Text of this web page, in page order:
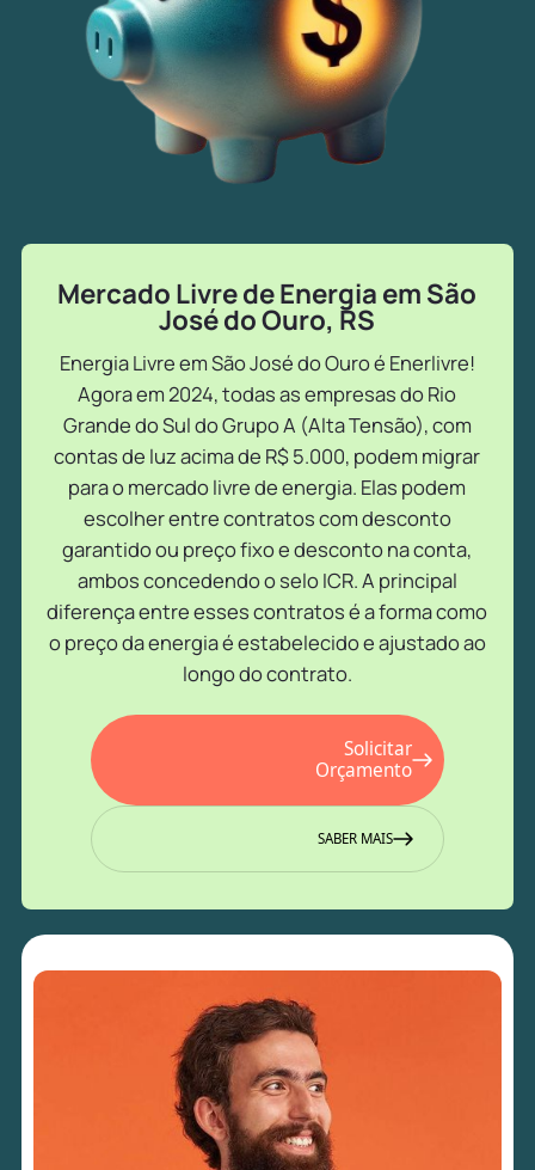
Mercado Livre de Energia em São
José do Ouro, RS
Energia Livre em São José do Ouro é Enerlivre!
Agora em 2024, todas as empresas do Rio
Grande do Sul do Grupo A (Alta Tensão), com
contas de luz acima de R$ 5.000, podem migrar
para o mercado livre de energia. Elas podem
escolher entre contratos com desconto
garantido ou preço fixo e desconto na conta,
ambos concedendo o selo ICR. A principal
diferença entre esses contratos é a forma como
o preço da energia é estabelecido e ajustado ao
longo do contrato.
Solicitar
Orçamento
SABER MAIS